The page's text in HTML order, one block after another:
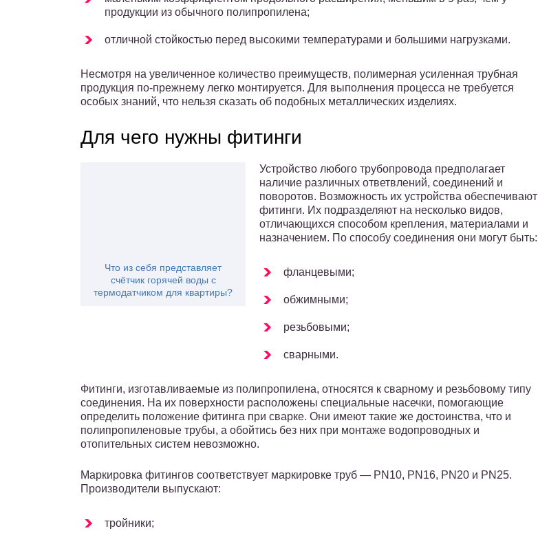
продукции из обычного полипропилена;
отличной стойкостью перед высокими температурами и большими нагрузками.
Несмотря на увеличенное количество преимуществ, полимерная усиленная трубная
продукция по-прежнему легко монтируется. Для выполнения процесса не требуется
особых знаний, что нельзя сказать об подобных металлических изделиях.
Для чего нужны фитинги
Что из себя представляет
счётчик горячей воды с
термодатчиком для квартиры?
Устройство любого трубопровода предполагает
наличие различных ответвлений, соединений и
поворотов. Возможность их устройства обеспечивают
фитинги. Их подразделяют на несколько видов,
отличающихся способом крепления, материалами и
назначением. По способу соединения они могут быть:
фланцевыми;
обжимными;
резьбовыми;
сварными.
Фитинги, изготавливаемые из полипропилена, относятся к сварному и резьбовому типу
соединения. На их поверхности расположены специальные насечки, помогающие
определить положение фитинга при сварке. Они имеют такие же достоинства, что и
полипропиленовые трубы, а обойтись без них при монтаже водопроводных и
отопительных систем невозможно.
Маркировка фитингов соответствует маркировке труб — PN10, PN16, PN20 и PN25.
Производители выпускают:
тройники;